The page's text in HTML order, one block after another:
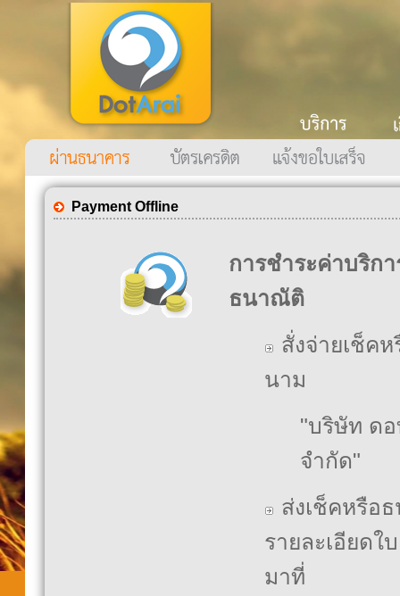
Payment Offline
การชำระค่าบริก
ธนาณัติ
สั่งจ่ายเช็ค
นาม
"บริษัท ดอ
จำกัด"
ส่งเช็คหรือ
รายละเอียดใ
มาที่